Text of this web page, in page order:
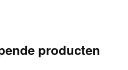
producten